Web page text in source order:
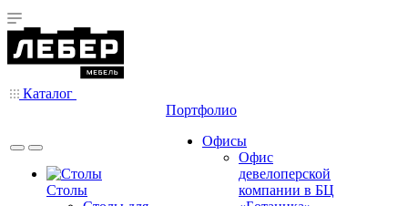
Каталог
Столы
Портфолио
Офисы
Офис
девелоперской
компании в БЦ